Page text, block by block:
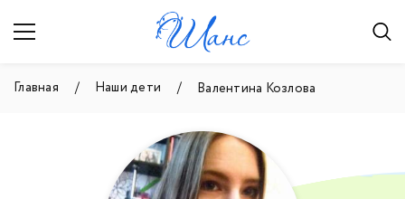
Главная Наши дети Валентина Козлова